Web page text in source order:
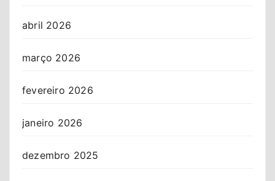
abril 2026
março 2026
fevereiro 2026
janeiro 2026
dezembro 2025